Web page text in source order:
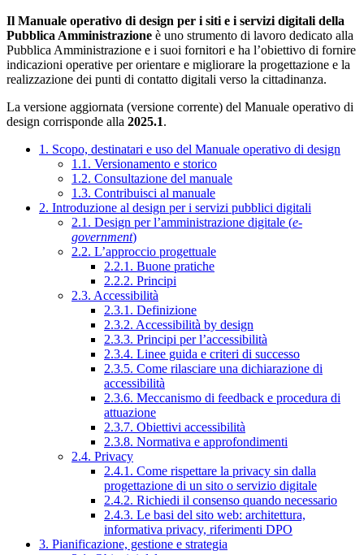
Il Manuale operativo di design per i siti e i servizi digitali della
Pubblica Amministrazione è uno strumento di lavoro dedicato alla
Pubblica Amministrazione e i suoi fornitori e ha l’obiettivo di fornire
indicazioni operative per orientare e migliorare la progettazione e la
realizzazione dei punti di contatto digitali verso la cittadinanza.
La versione aggiornata (versione corrente) del Manuale operativo di
design corrisponde alla 2025.1.
1. Scopo, destinatari e uso del Manuale operativo di design
1.1. Versionamento e storico
1.2. Consultazione del manuale
1.3. Contribuisci al manuale
2. Introduzione al design per i servizi pubblici digitali
2.1. Design per l’amministrazione digitale (e-
government)
2.2. L’approccio progettuale
2.2.1. Buone pratiche
2.2.2. Principi
2.3. Accessibilità
2.3.1. Definizione
2.3.2. Accessibilità by design
2.3.3. Principi per l’accessibilità
2.3.4. Linee guida e criteri di successo
2.3.5. Come rilasciare una dichiarazione di
accessibilità
2.3.6. Meccanismo di feedback e procedura di
attuazione
2.3.7. Obiettivi accessibilità
2.3.8. Normativa e approfondimenti
2.4. Privacy
2.4.1. Come rispettare la privacy sin dalla
progettazione di un sito o servizio digitale
2.4.2. Richiedi il consenso quando necessario
2.4.3. Le basi del sito web: architettura,
informativa privacy, riferimenti DPO
3. Pianificazione, gestione e strategia